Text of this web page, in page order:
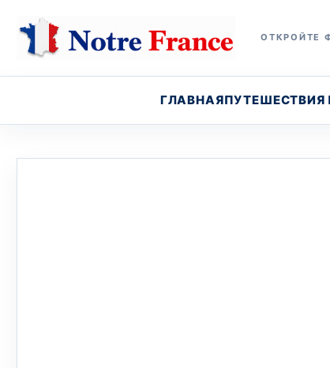
ОТКРОЙТЕ
ГЛАВНАЯПУТЕШЕСТВИЯ